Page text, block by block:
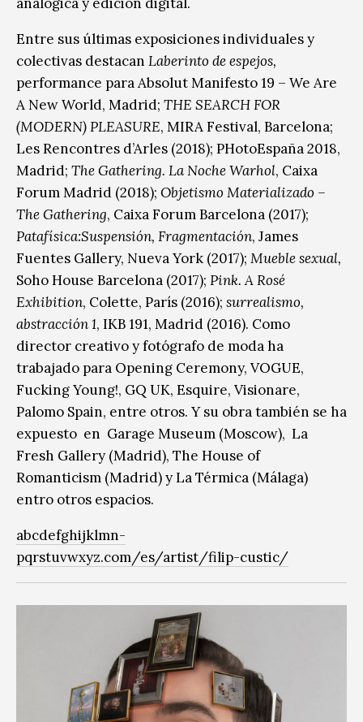
Entre sus últimas exposiciones individuales y
colectivas destacan Laberinto de espejos,
performance para Absolut Manifesto 19 – We Are
A New World, Madrid; THE SEARCH FOR
(MODERN) PLEASURE, MIRA Festival, Barcelona;
Les Rencontres d’Arles (2018); PHotoEspaña 2018,
Madrid; The Gathering. La Noche Warhol, Caixa
Forum Madrid (2018); Objetismo Materializado –
The Gathering, Caixa Forum Barcelona (2017);
Patafísica:Suspensión, Fragmentación, James
Fuentes Gallery, Nueva York (2017); Mueble sexual,
Soho House Barcelona (2017); Pink. A Rosé
Exhibition, Colette, París (2016); surrealismo,
abstracción 1, IKB 191, Madrid (2016). Como
director creativo y fotógrafo de moda ha
trabajado para Opening Ceremony, VOGUE,
Fucking Young!, GQ UK, Esquire, Visionare,
Palomo Spain, entre otros. Y su obra también se ha
expuesto en Garage Museum (Moscow), La
Fresh Gallery (Madrid), The House of
Romanticism (Madrid) y La Térmica (Málaga)
entro otros espacios.
abcdefghijklmn-
pqrstuvwxyz.com/es/artist/filip-custic/